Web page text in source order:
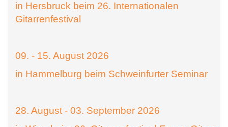
in Hersbruck beim 26. Internationalen
Gitarrenfestival
09. - 15. August 2026
in Hammelburg beim Schweinfurter Seminar
28. August - 03. September 2026